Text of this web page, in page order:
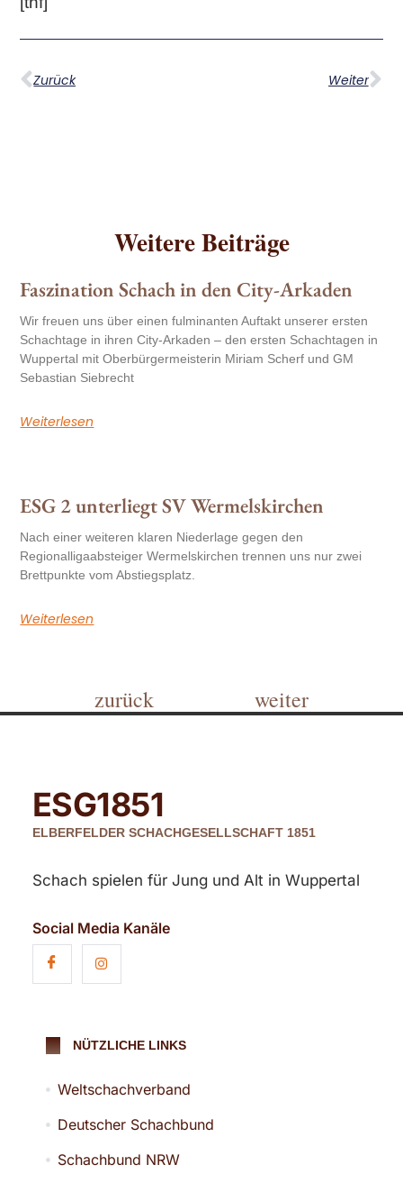
Zurück Weiter
Weitere Beiträge
Faszination Schach in den City-Arkaden
Wir freuen uns über einen fulminanten Auftakt unserer ersten
Schachtage in ihren City-Arkaden – den ersten Schachtagen in
Wuppertal mit Oberbürgermeisterin Miriam Scherf und GM
Sebastian Siebrecht
Weiterlesen
ESG 2 unterliegt SV Wermelskirchen
Nach einer weiteren klaren Niederlage gegen den
Regionalligaabsteiger Wermelskirchen trennen uns nur zwei
Brettpunkte vom Abstiegsplatz.
Weiterlesen
zurück weiter
ESG1851
ELBERFELDER SCHACHGESELLSCHAFT 1851
Schach spielen für Jung und Alt in Wuppertal
Social Media Kanäle
NÜTZLICHE LINKS
Weltschachverband
Deutscher Schachbund
Schachbund NRW